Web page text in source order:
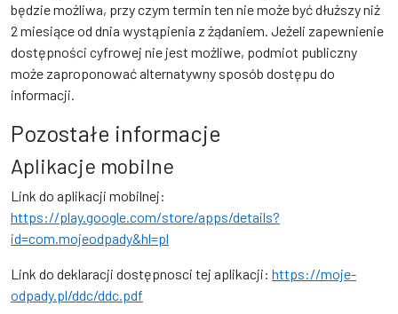
będzie możliwa, przy czym termin ten nie może być dłuższy niż
2 miesiące od dnia wystąpienia z żądaniem. Jeżeli zapewnienie
dostępności cyfrowej nie jest możliwe, podmiot publiczny
może zaproponować alternatywny sposób dostępu do
informacji.
Pozostałe informacje
Aplikacje mobilne
Link do aplikacji mobilnej:
https://play.google.com/store/apps/details?
id=com.mojeodpady&hl=pl
Link do deklaracji dostępnosci tej aplikacji: https://moje-
odpady.pl/ddc/ddc.pdf